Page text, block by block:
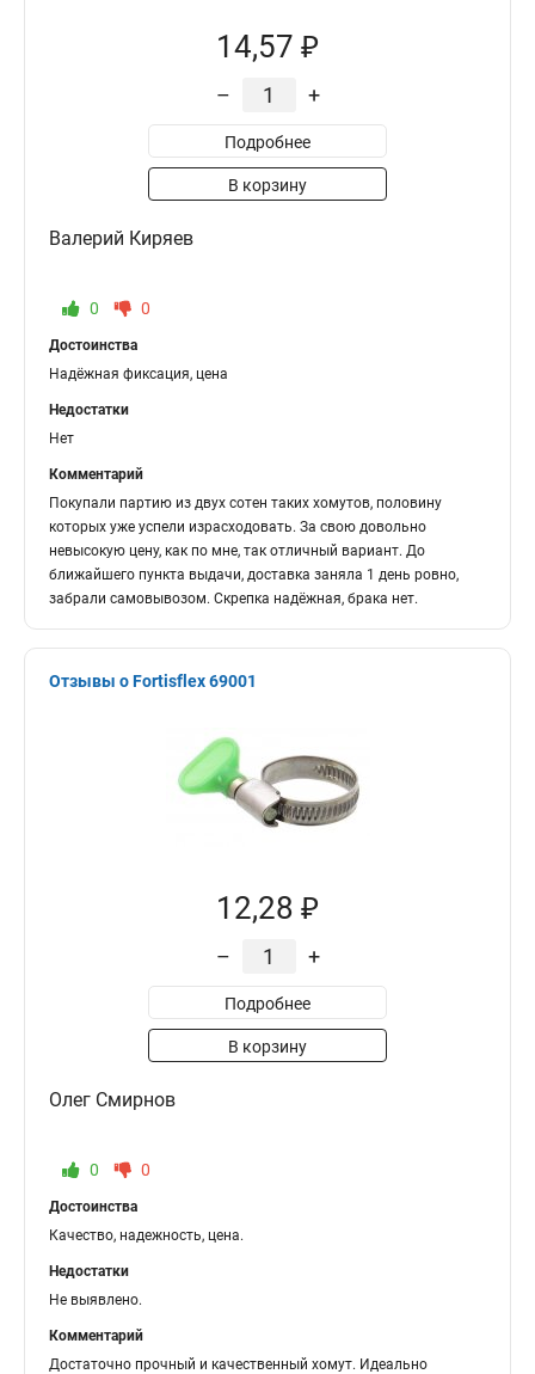
14,57 ₽
– +
Подробнее
В корзину
Валерий Киряев
0 0
Достоинства
Надёжная фиксация, цена
Недостатки
Нет
Комментарий
Покупали партию из двух сотен таких хомутов, половину
которых уже успели израсходовать. За свою довольно
невысокую цену, как по мне, так отличный вариант. До
ближайшего пункта выдачи, доставка заняла 1 день ровно,
забрали самовывозом. Скрепка надёжная, брака нет.
Отзывы о Fortisflex 69001
12,28 ₽
– +
Подробнее
В корзину
Олег Смирнов
0 0
Достоинства
Качество, надежность, цена.
Недостатки
Не выявлено.
Комментарий
Достаточно прочный и качественный хомут. Идеально